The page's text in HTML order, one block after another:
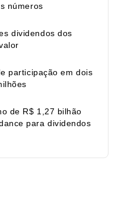
números
dividendos dos
participação em dois
de R$ 1,27 bilhão
para dividendos